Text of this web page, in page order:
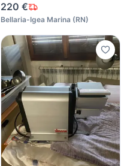
220 €
Bellaria-Igea Marina (RN)